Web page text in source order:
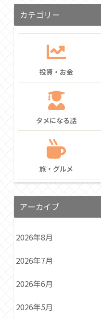
カテゴリー
投資・お金
タメになる話
旅・グルメ
アーカイブ
2026年8月
2026年7月
2026年6月
2026年5月